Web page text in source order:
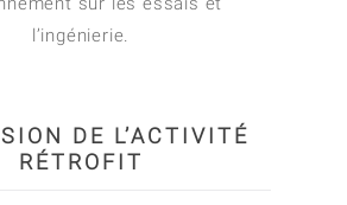
l’ingénierie.
DE L’ACTIVITÉ
RÉTROFIT